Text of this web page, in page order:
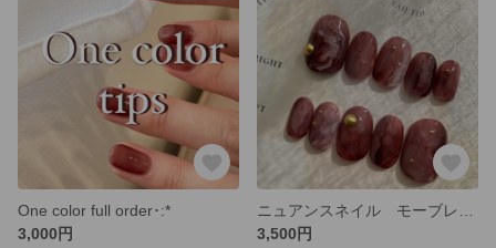
One color full order･:*
3,000円
3,500円